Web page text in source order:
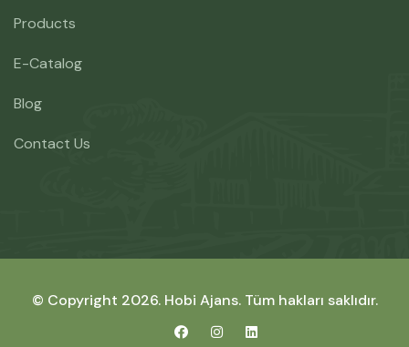
Products
E-Catalog
Blog
Contact Us
© Copyright 2026. Hobi Ajans. Tüm hakları saklıdır.